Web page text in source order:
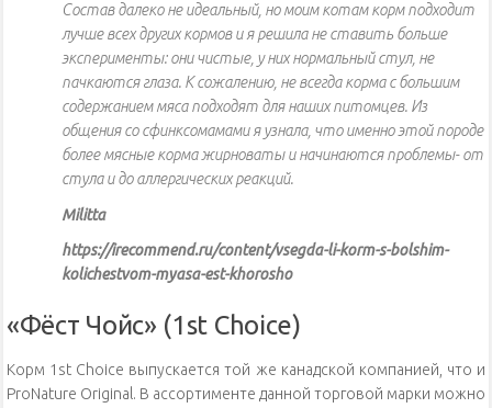
Состав далеко не идеальный, но моим котам корм подходит
лучше всех других кормов и я решила не ставить больше
эксперименты: они чистые, у них нормальный стул, не
пачкаются глаза. К сожалению, не всегда корма с большим
содержанием мяса подходят для наших питомцев. Из
общения со сфинксомамами я узнала, что именно этой породе
более мясные корма жирноваты и начинаются проблемы- от
стула и до аллергических реакций.
Militta
https://irecommend.ru/content/vsegda-li-korm-s-bolshim-
kolichestvom-myasa-est-khorosho
«Фёст Чойс» (1st Choice)
Корм 1st Choice выпускается той же канадской компанией, что и
ProNature Original. В ассортименте данной торговой марки можно